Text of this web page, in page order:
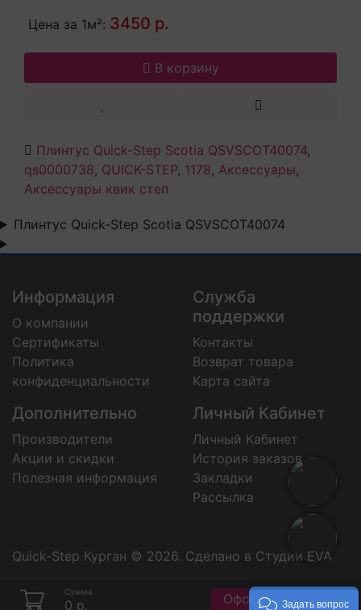
Сумма
0 р. Оформить заказ
Цена за 1м²: 3450 р.
В корзину
Плинтус Quick-Step Scotia QSVSCOT40074,
qs0000738, QUICK-STEP, 1178, Аксессуары,
Аксессуары квик степ
Плинтус Quick-Step Scotia QSVSCOT40074
Информация
О компании
Сертификаты
Политика
конфиденциальности
Служба
поддержки
Контакты
Возврат товара
Карта сайта
Дополнительно
Производители
Акции и скидки
Полезная информация
Личный Кабинет
Личный Кабинет
История заказов
Закладки
Рассылка
Quick-Step Курган © 2026. Сделано в Студии EVA
Задать вопрос